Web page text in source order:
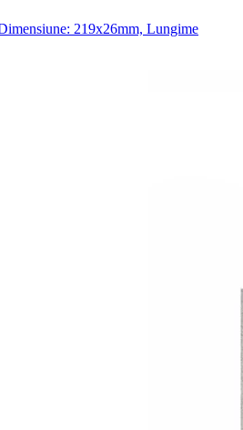
219x26mm, Lungime